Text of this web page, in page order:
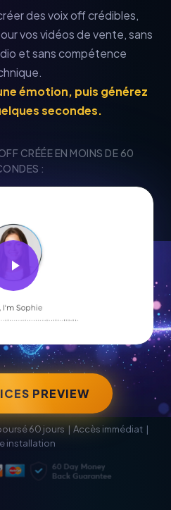
des voix off crédibles,
vos vidéos de vente, sans
et sans compétence
émotion, puis générez
secondes.
CRÉÉE EN MOINS DE 60
:
PREVIEW
60 jours | Accès immédiat |
installation